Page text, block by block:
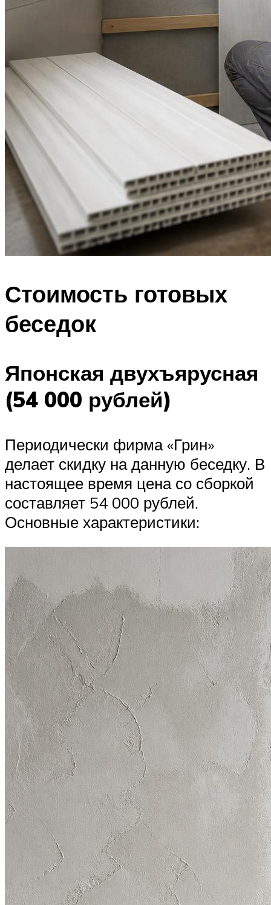
Стоимость готовых
беседок
Японская двухъярусная
(54 000 рублей)
Периодически фирма «Грин»
делает скидку на данную беседку. В
настоящее время цена со сборкой
составляет 54 000 рублей.
Основные характеристики: